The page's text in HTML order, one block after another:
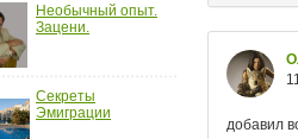
Необычный опыт.
Зацени.
Секреты
Эмиграции